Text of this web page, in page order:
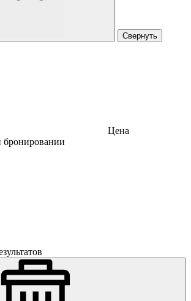
Свернуть
Цена
бронировании